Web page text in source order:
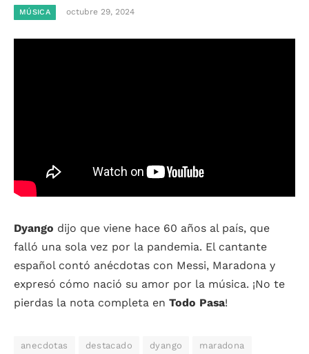
MÚSICA octubre 29, 2024
Dyango dijo que viene hace 60 años al país, que
falló una sola vez por la pandemia. El cantante
español contó anécdotas con Messi, Maradona y
expresó cómo nació su amor por la música. ¡No te
pierdas la nota completa en Todo Pasa!
anecdotas destacado dyango maradona